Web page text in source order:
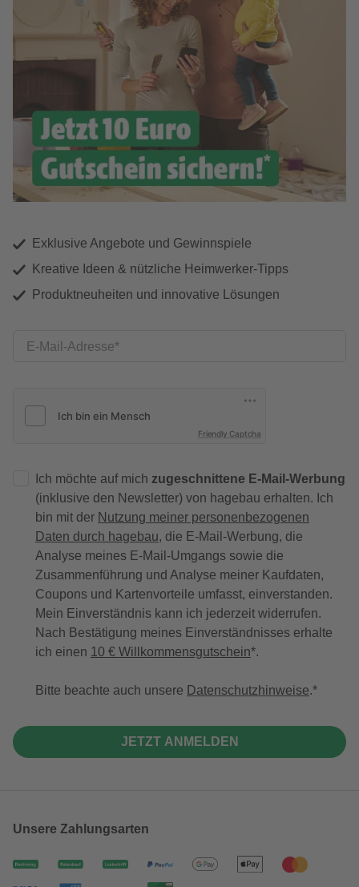
Exklusive Angebote und Gewinnspiele
Kreative Ideen & nützliche Heimwerker-Tipps
Produktneuheiten und innovative Lösungen
E-Mail-Adresse
Friendly Captcha
Ich möchte auf mich zugeschnittene E-Mail-Werbung
(inklusive den Newsletter) von hagebau erhalten. Ich
bin mit der Nutzung meiner personenbezogenen
Daten durch hagebau, die E-Mail-Werbung, die
Analyse meines E-Mail-Umgangs sowie die
Zusammenführung und Analyse meiner Kaufdaten,
Coupons und Kartenvorteile umfasst, einverstanden.
Mein Einverständnis kann ich jederzeit widerrufen.
Nach Bestätigung meines Einverständnisses erhalte
ich einen 10 € Willkommensgutschein*.
Bitte beachte auch unsere Datenschutzhinweise.
JETZT ANMELDEN
Unsere Zahlungsarten